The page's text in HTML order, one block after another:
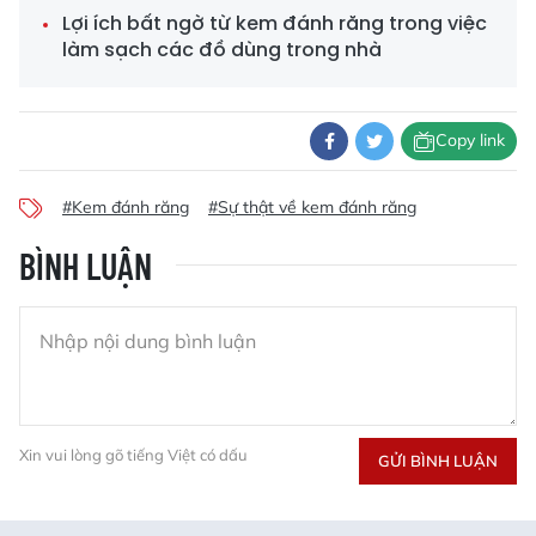
Lợi ích bất ngờ từ kem đánh răng trong việc
làm sạch các đồ dùng trong nhà
Copy link
#Kem đánh răng #Sự thật về kem đánh răng
BÌNH LUẬN
Xin vui lòng gõ tiếng Việt có dấu GỬI BÌNH LUẬN